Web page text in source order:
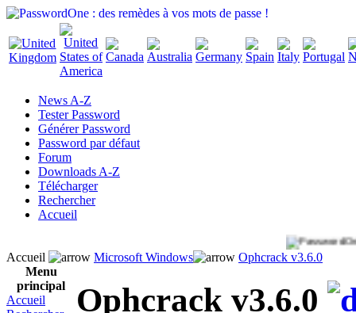
News A-Z
Tester Password
Générer Password
Password par défaut
Forum
Downloads A-Z
Télécharger
Rechercher
Accueil
Accueil Microsoft Windows
Ophcrack v3.6.0
Menu
principal
Accueil
Ophcrack v3.6.0